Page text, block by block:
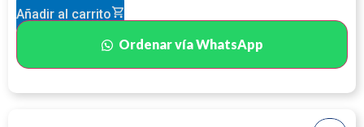
Añadir al carrito
Ordenar vía WhatsApp